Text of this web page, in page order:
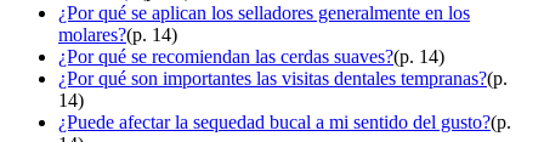
¿Por qué se aplican los selladores generalmente en los
molares?(p. 14)
¿Por qué se recomiendan las cerdas suaves?(p. 14)
¿Por qué son importantes las visitas dentales tempranas?(p.
14)
¿Puede afectar la sequedad bucal a mi sentido del gusto?(p.